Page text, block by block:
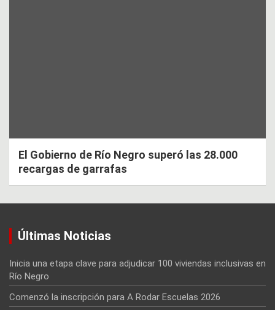
El Gobierno de Río Negro superó las 28.000
recargas de garrafas
Últimas Noticias
Inicia una etapa clave para adjudicar 100 viviendas inclusivas en
Río Negro
Comenzó la inscripción para A Rodar Escuelas 2026